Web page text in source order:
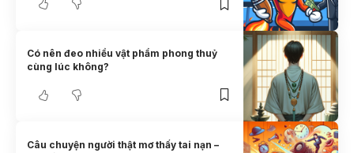
Có nên đeo nhiều vật phẩm phong thuỷ
cùng lúc không?
Câu chuyện người thật mơ thấy tai nạn –